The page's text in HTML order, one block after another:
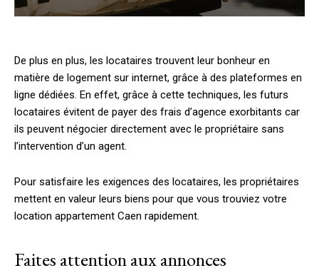
De plus en plus, les locataires trouvent leur bonheur en
matière de logement sur internet, grâce à des plateformes en
ligne dédiées. En effet, grâce à cette techniques, les futurs
locataires évitent de payer des frais d’agence exorbitants car
ils peuvent négocier directement avec le propriétaire sans
l’intervention d’un agent.
Pour satisfaire les exigences des locataires, les propriétaires
mettent en valeur leurs biens pour que vous trouviez votre
location appartement Caen rapidement.
Faites attention aux annonces